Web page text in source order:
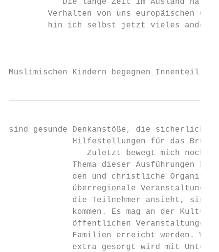
Die lange Zeit im Ausland hat
Verhalten von uns europäischen
hin ich selbst jetzt vieles
Muslimischen Kindern
sind gesunde Denkanstöße, die sicherlich
Hilfestellungen für das
Zuletzt bewegt mich noch
Thema dieser Ausführungen
den und christliche
überregionale Veranstaltungen
die Teilnehmer ansieht, sind
kommen. Es mag an der Kultur
öffentlichen Veranstaltungen
Familien erreicht werden.
extra gesorgt wird mit